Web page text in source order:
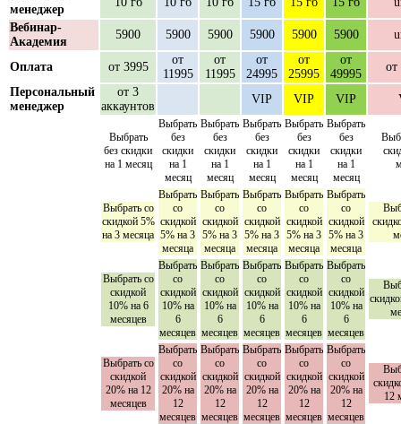
менеджер
Вебинар-
Академия
5900 5900 5900 5900 5900 5900
Оплата от 3995
от
11995
от
11995
от
24995
от
25995
от
49995
от
Персональный
менеджер
от 3
аккаунтов
VIP VIP VIP
Выбрать
без скидки
на 1 месяц
Выбрать
без
скидки
на 1
месяц
Выбрать
без
скидки
на 1
месяц
Выбрать
без
скидки
на 1
месяц
Выбрать
без
скидки
на 1
месяц
Выбрать
без
скидки
на 1
месяц
Выбрать со
скидкой 5%
на 3 месяца
Выбрать
со
скидкой
5% на 3
месяца
Выбрать
со
скидкой
5% на 3
месяца
Выбрать
со
скидкой
5% на 3
месяца
Выбрать
со
скидкой
5% на 3
месяца
Выбрать
со
скидкой
5% на 3
месяца
Выбрать со
скидкой
10% на 6
месяцев
Выбрать
со
скидкой
10% на
6
месяцев
Выбрать
со
скидкой
10% на
6
месяцев
Выбрать
со
скидкой
10% на
6
месяцев
Выбрать
со
скидкой
10% на
6
месяцев
Выбрать
со
скидкой
10% на
6
месяцев
Выбрать со
скидкой
20% на 12
месяцев
Выбрать
со
скидкой
20% на
12
месяцев
Выбрать
со
скидкой
20% на
12
месяцев
Выбрать
со
скидкой
20% на
12
месяцев
Выбрать
со
скидкой
20% на
12
месяцев
Выбрать
со
скидкой
20% на
12
месяцев
12